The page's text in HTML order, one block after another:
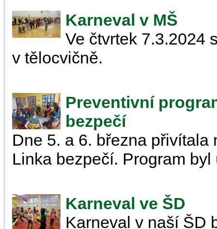
Karneval v MŠ
Ve čtvrtek 7.3.2024
v tělocvičně.
Preventivní
bezpečí
Dne 5. a 6. března
Linka bezpečí. Program
Karneval ve ŠD
Karneval v naší ŠD